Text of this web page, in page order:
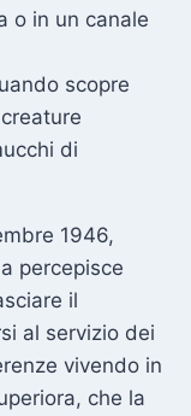
o in un canale
scopre
di
1946,
percepisce
il
al servizio dei
vivendo in
che la